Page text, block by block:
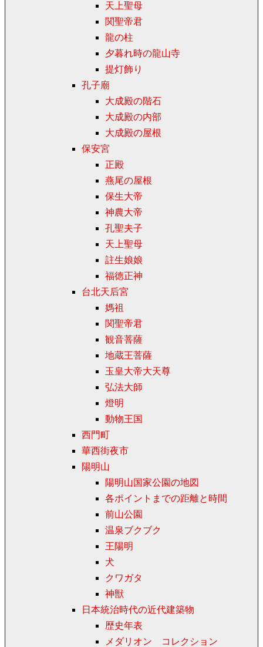
天上聖母
関聖帝君
龍の柱
夕暮れ時の龍山寺
提灯飾り
孔子廟
大成殿の階石
大成殿の内部
大成殿の屋根
保安宮
正殿
燕尾の屋根
保生大帝
神農大帝
孔聖夫子
天上聖母
註生娘娘
福徳正神
台北天后宮
媽祖
関聖帝君
観音菩薩
地蔵王菩薩
玉皇大帝大天尊
弘法大師
燈明
動物王国
西門町
華西街夜市
陽明山
陽明山国家公園の地図
各ポイントまでの距離と時間
前山公園
温泉ブクブク
王陽明
犬
クワガタ
神獣
日本統治時代の近代建築物
歴史年表
メダリオン コレクション